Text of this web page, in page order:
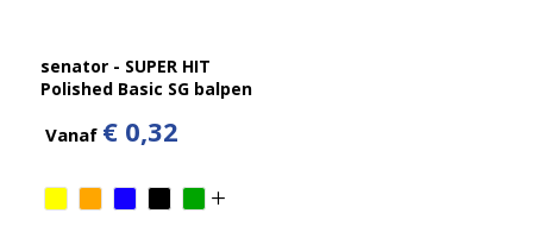
senator - SUPER HIT
Polished Basic SG balpen
Vanaf € 0,32